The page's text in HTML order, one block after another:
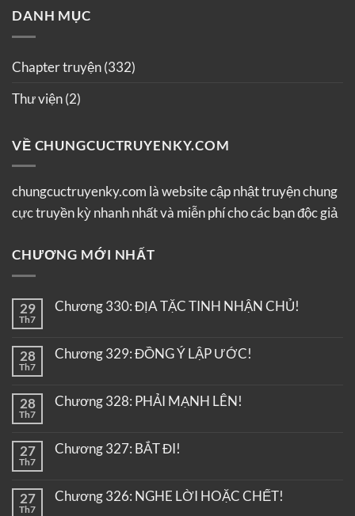
DANH MỤC
Chapter truyện(332)
Thư viện(2)
VỀ CHUNGCUCTRUYENKY.COM
chungcuctruyenky.com là website cập nhật truyện chung
cực truyền kỳ nhanh nhất và miễn phí cho các bạn độc giả
CHƯƠNG MỚI NHẤT
29
Th7
Chương 330: ĐỊA TẶC TINH NHẬN CHỦ!
28
Th7
Chương 329: ĐỒNG Ý LẬP ƯỚC!
28
Th7
Chương 328: PHẢI MẠNH LÊN!
27
Th7
Chương 327: BẮT ĐI!
27
Th7
Chương 326: NGHE LỜI HOẶC CHẾT!